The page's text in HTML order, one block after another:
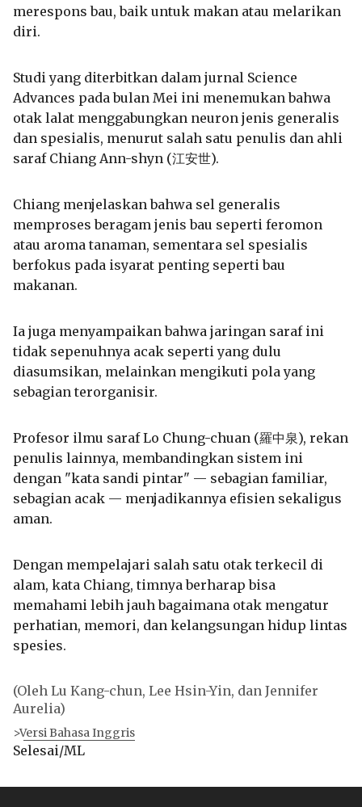
merespons bau, baik untuk makan atau melarikan
diri.
Studi yang diterbitkan dalam jurnal Science
Advances pada bulan Mei ini menemukan bahwa
otak lalat menggabungkan neuron jenis generalis
dan spesialis, menurut salah satu penulis dan ahli
saraf Chiang Ann-shyn (江安世).
Chiang menjelaskan bahwa sel generalis
memproses beragam jenis bau seperti feromon
atau aroma tanaman, sementara sel spesialis
berfokus pada isyarat penting seperti bau
makanan.
Ia juga menyampaikan bahwa jaringan saraf ini
tidak sepenuhnya acak seperti yang dulu
diasumsikan, melainkan mengikuti pola yang
sebagian terorganisir.
Profesor ilmu saraf Lo Chung-chuan (羅中泉), rekan
penulis lainnya, membandingkan sistem ini
dengan "kata sandi pintar" — sebagian familiar,
sebagian acak — menjadikannya efisien sekaligus
aman.
Dengan mempelajari salah satu otak terkecil di
alam, kata Chiang, timnya berharap bisa
memahami lebih jauh bagaimana otak mengatur
perhatian, memori, dan kelangsungan hidup lintas
spesies.
(Oleh Lu Kang-chun, Lee Hsin-Yin, dan Jennifer
Aurelia)
>Versi Bahasa Inggris
Selesai/ML